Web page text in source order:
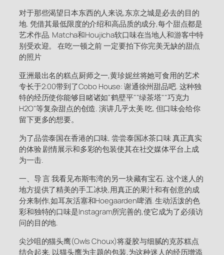
对于那些渴望日本东西的人来说,东京之城是必去的目的
地. 凭借其最低限度的介绍和高品质的成分,每个甜点都是
艺术作品. Matcha和Houjicha软口味在当地人和游客中特
别受欢迎。 在吃一顿之前 一定要拍下你完美无缺的甜点
的照片
亚洲最出名的糕点厨师之一,黄珍妮丝将她可食用的艺术
专长于2:00带到了Cobo House: 谢通徐州甜品吧. 这种独
特的经历使你能够目睹诸如"鹤壁平""绿茶塔""巧克力
H2O"等复杂甜点的创造. 演讲几乎太美 吃, 但口味会给你
留下更多的想要。
为了品尝泰国在香港的口味, 尝尝泰国冰茶口味 真正真实
的体验 剧情展示和多彩的包装使其在社交媒体平台上成
为一击.
一、导 言 我看见布斯韦湾的另一块藏有宝石, 这个迷人的
地方提供了精美的手工冰块,用真正的果汁和有创意的成
分来制作,如耳灰活塞和Hoegaarden啤酒. 生动活泼的色
彩和独特的口味是Instagram所完善的,使它成为了必须访
问的目的地.
尖沙咀的猫头鹰(Owls Choux)将凝胶与细腻的克苏糕点
结合起来, 以猫头鹰为主题的包装,为这种迷人的经历增添